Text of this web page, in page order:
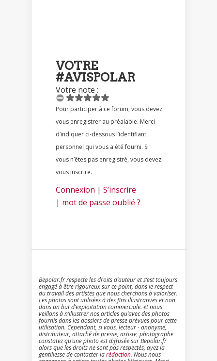
VOTRE
#AVISPOLAR
Votre note :
Pour participer à ce forum, vous devez
vous enregistrer au préalable. Merci
d’indiquer ci-dessous l’identifiant
personnel qui vous a été fourni. Si
vous n’êtes pas enregistré, vous devez
vous inscrire.
Connexion | S’inscrire
| mot de passe oublié ?
Bepolar.fr respecte les droits d’auteur et s’est toujours
engagé à être rigoureux sur ce point, dans le respect
du travail des artistes que nous cherchons à valoriser.
Les photos sont utilisées à des fins illustratives et non
dans un but d’exploitation commerciale. et nous
veillons à n’illustrer nos articles qu’avec des photos
fournis dans les dossiers de presse prévues pour cette
utilisation. Cependant, si vous, lecteur - anonyme,
distributeur, attaché de presse, artiste, photographe
constatez qu’une photo est diffusée sur Bepolar.fr
alors que les droits ne sont pas respectés, ayez la
gentillesse de contacter larédaction. Nous nous